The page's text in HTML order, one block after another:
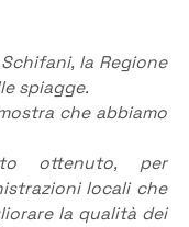
la Regione
spiagge.
che abbiamo
ottenuto, per
locali che
la qualità dei